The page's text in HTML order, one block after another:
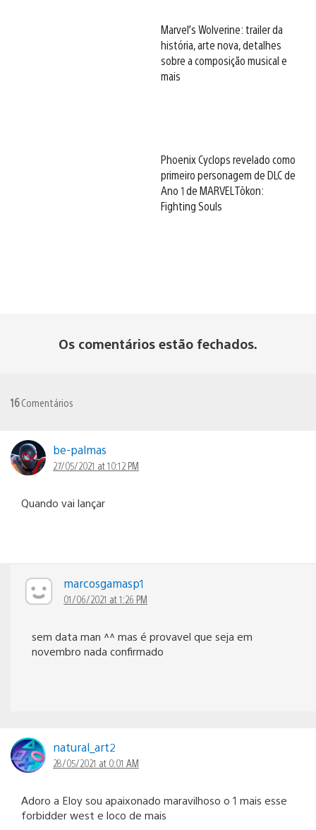
Marvel’s Wolverine: trailer da
história, arte nova, detalhes
sobre a composição musical e
mais
Phoenix Cyclops revelado como
primeiro personagem de DLC de
Ano 1 de MARVEL Tōkon:
Fighting Souls
Os comentários estão fechados.
16Comentários
be-palmas
27/05/2021 at 10:12 PM
Quando vai lançar
marcosgamasp1
01/06/2021 at 1:26 PM
sem data man ^^ mas é provavel que seja em
novembro nada confirmado
natural_art2
28/05/2021 at 0:01 AM
Adoro a Eloy sou apaixonado maravilhoso o 1 mais esse
forbidder west e loco de mais